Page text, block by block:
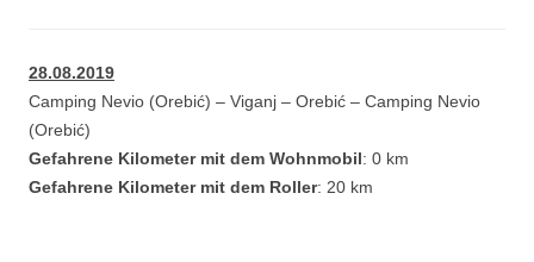
28.08.2019
Camping Nevio (Orebić) – Viganj – Orebić – Camping Nevio
(Orebić)
Gefahrene Kilometer mit dem Wohnmobil: 0 km
Gefahrene Kilometer mit dem Roller: 20 km